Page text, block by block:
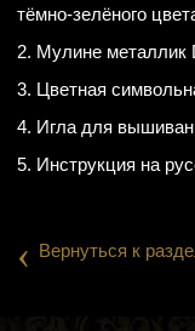
тёмно-зелёного
2. Мулине металлик
3. Цветная
4. Игла для
5. Инструкция на
‹ Вернуться к